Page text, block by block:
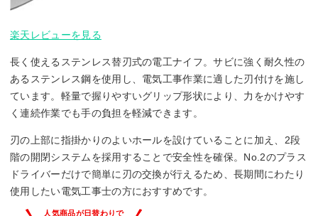
楽天レビューを見る
長く使えるステンレス替刃式の電工ナイフ。サビに強く耐久性の
あるステンレス鋼を使用し、電気工事作業に適した刃付けを施し
ています。軽量で握りやすいグリップ形状により、力をかけやす
く連続作業でも手の負担を軽減できます。
刃の上部に指掛かりのよいホールを設けていることに加え、2段
階の開閉システムを採用することで安全性を確保。No.2のプラス
ドライバーだけで簡単に刃の交換が行えるため、長期間にわたり
使用したい電気工事士の方におすすめです。